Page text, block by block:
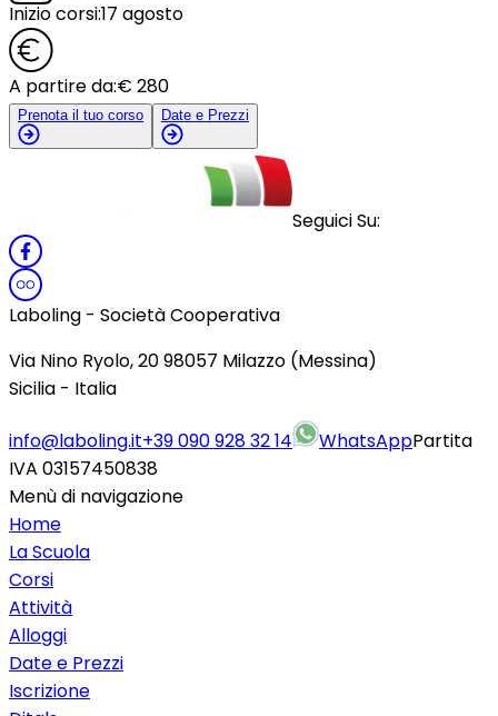
Inizio corsi:17 agosto
A partire da:€ 280
Prenota il tuo corso Date e Prezzi
Seguici Su:
Laboling - Società Cooperativa
Via Nino Ryolo, 20 98057 Milazzo (Messina)
Sicilia - Italia
info@laboling.it+39 090 928 32 14 WhatsAppPartita
IVA 03157450838
Menù di navigazione
Home
La Scuola
Corsi
Attività
Alloggi
Date e Prezzi
Iscrizione